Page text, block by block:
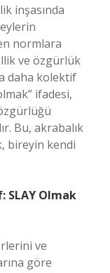
inşasında
normlara
ve özgürlük
daha kolektif
ifadesi,
Bu, akrabalık
bireyin kendi
SLAY Olmak
ve
göre